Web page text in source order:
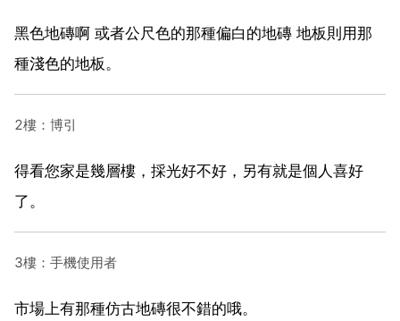
黑色地磚啊 或者公尺色的那種偏白的地磚 地板則用那
種淺色的地板。
2樓：博引
得看您家是幾層樓，採光好不好，另有就是個人喜好
了。
3樓：手機使用者
市場上有那種仿古地磚很不錯的哦。